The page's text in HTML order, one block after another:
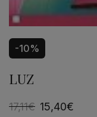
-10%
LUZ
17,11€ 15,40€